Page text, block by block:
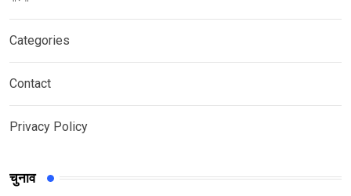
Categories
Contact
Privacy Policy
चुनाव